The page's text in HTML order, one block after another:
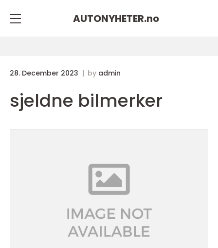
AUTONYHETER.no
28. December 2023 by admin
sjeldne bilmerker